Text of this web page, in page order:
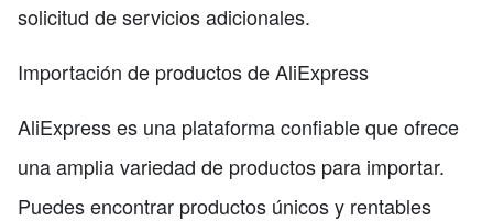
solicitud de servicios adicionales.
Importación de productos de AliExpress
AliExpress es una plataforma confiable que ofrece
una amplia variedad de productos para importar.
Puedes encontrar productos únicos y rentables